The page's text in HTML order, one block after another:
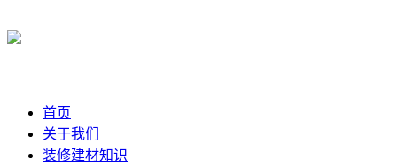
首页
关于我们
装修建材知识